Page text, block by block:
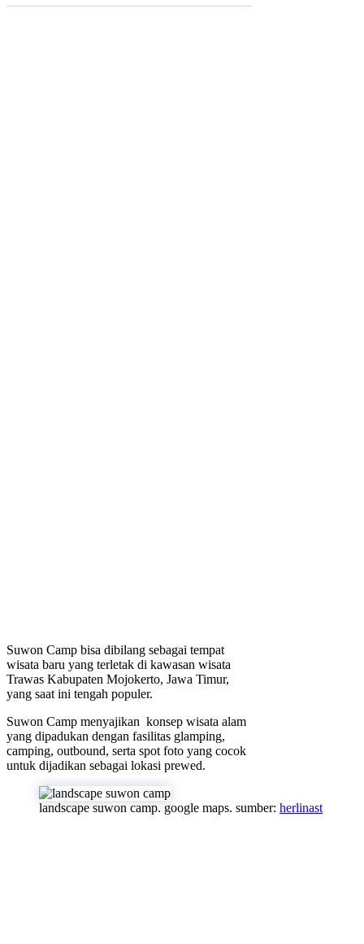
Suwon Camp bisa dibilang sebagai tempat
wisata baru yang terletak di kawasan wisata
Trawas Kabupaten Mojokerto, Jawa Timur,
yang saat ini tengah populer.
Suwon Camp menyajikan konsep wisata alam
yang dipadukan dengan fasilitas glamping,
camping, outbound, serta spot foto yang cocok
untuk dijadikan sebagai lokasi prewed.
landscape suwon camp. google maps. sumber: herlinast